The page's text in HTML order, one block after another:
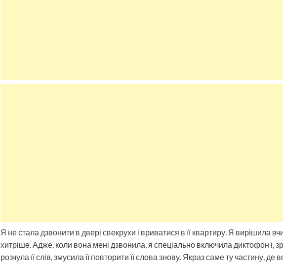
Я не стала дзвонити в двері свекрухи і вриватися в її квартиру. Я вирішила
хитріше. Адже, коли вона мені дзвонила, я спеціально включила диктофон і,
розчула її слів, змусила її повторити її слова знову. Якраз саме ту частину,